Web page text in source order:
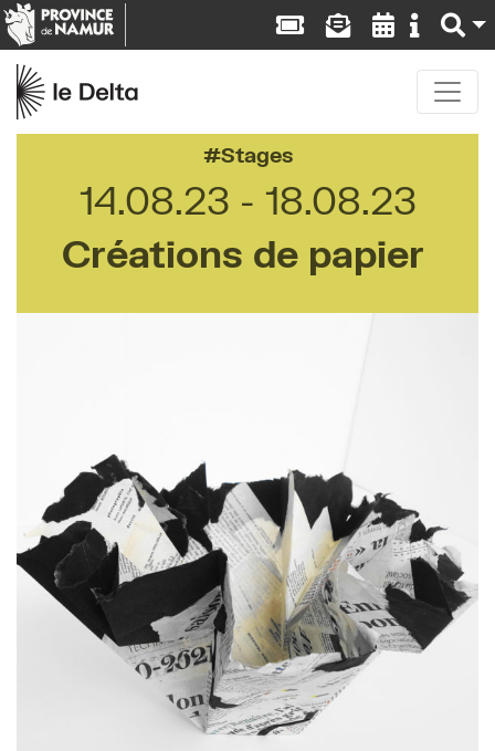
Stages
14.08.23
18.08.23
Créations de papier